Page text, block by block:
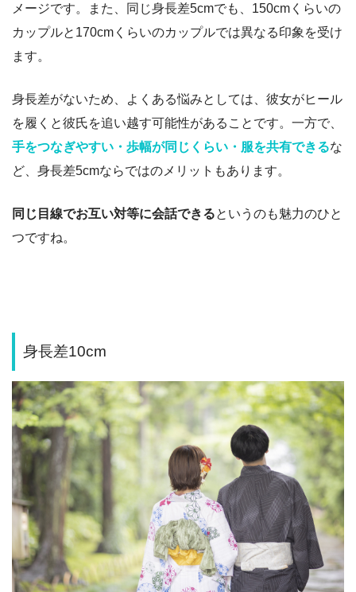
メージです。
また、同じ身長差5cmでも、150cmくらいの
カップルと170cmくらいのカップルでは異なる印象を受け
ます。
身長差がないため、よくある悩みとしては、彼女がヒール
を履くと彼氏を追い越す可能性があることです。一方で、
手をつなぎやすい・歩幅が同じくらい・服を共有できるな
ど、身長差5cmならではのメリットもあります。
同じ目線でお互い対等に会話できるというのも魅力のひと
つですね。
身長差10cm